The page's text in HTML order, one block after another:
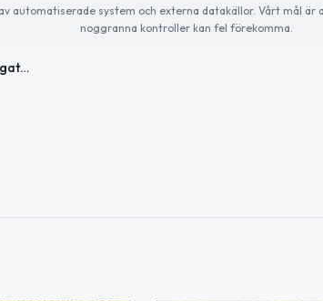
automatiserade system och externa datakällor. Vårt mål
noggranna kontroller kan fel förekomma.
Brand i lägenhet på Bredgatan i Lund